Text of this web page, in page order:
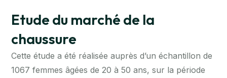
Etude du marché de la
chaussure
Cette étude a été réalisée auprès d’un échantillon de
1067 femmes âgées de 20 à 50 ans, sur la période